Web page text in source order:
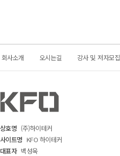
회사소개 오시는길 강사 및 저자모집
상호명 (주)하이테커
사이트명 KFO 하이테커
대표자 백성욱